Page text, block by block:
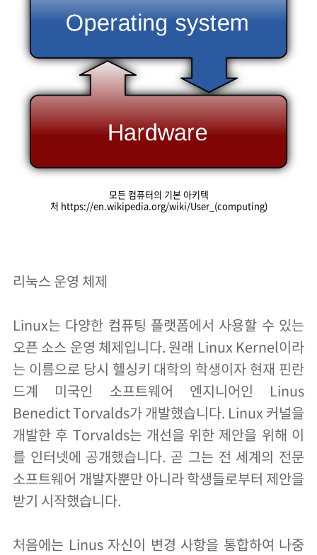
모든 컴퓨터의 기본 아키텍
처 https://en.wikipedia.org/wiki/User_(computing)
리눅스 운영 체제
Linux는 다양한 컴퓨팅 플랫폼에서 사용할 수 있는
오픈 소스 운영 체제입니다. 원래 Linux Kernel이라
는 이름으로 당시 헬싱키 대학의 학생이자 현재 핀란
드계 미국인 소프트웨어 엔지니어인 Linus
Benedict Torvalds가 개발했습니다. Linux 커널을
개발한 후 Torvalds는 개선을 위한 제안을 위해 이
를 인터넷에 공개했습니다. 곧 그는 전 세계의 전문
소프트웨어 개발자뿐만 아니라 학생들로부터 제안을
받기 시작했습니다.
처음에는 Linus 자신이 변경 사항을 통합하여 나중